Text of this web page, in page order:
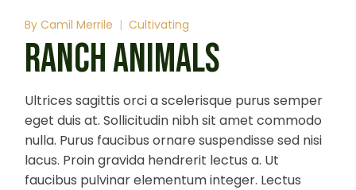
By Camil Merrile Cultivating
RANCH ANIMALS
Ultrices sagittis orci a scelerisque purus semper
eget duis at. Sollicitudin nibh sit amet commodo
nulla. Purus faucibus ornare suspendisse sed nisi
lacus. Proin gravida hendrerit lectus a. Ut
faucibus pulvinar elementum integer. Lectus